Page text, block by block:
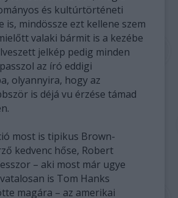
és kultúrtörténeti
is, mindössze ezt kellene szem
valaki bármit is a kezébe
jelkép pedig minden
az író eddigi
olyannyira, hogy az
is déjá vu érzése támad
most is tipikus Brown-
kedvenc hőse, Robert
– aki most már ugye
is Tom Hanks
magára – az amerikai